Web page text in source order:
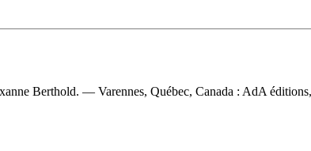
Berthold. — Varennes, Québec, Canada : AdA